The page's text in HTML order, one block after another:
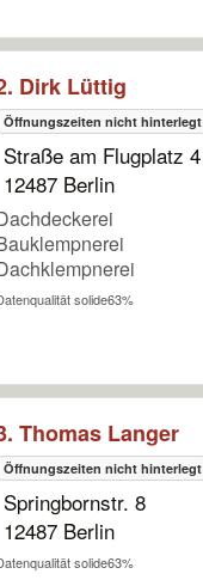
Dirk Lüttig
Öffnungszeiten nicht hinterlegt
Straße am Flugplatz 4
12487 Berlin
solide63%
Thomas Langer
Öffnungszeiten nicht hinterlegt
Springbornstr. 8
12487 Berlin
solide63%